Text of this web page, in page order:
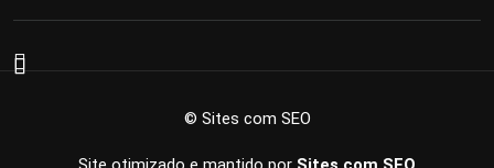
© Sites com SEO